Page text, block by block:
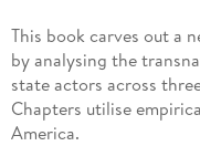
This book carves out a
by analysing the
state actors across
Chapters utilise
America.